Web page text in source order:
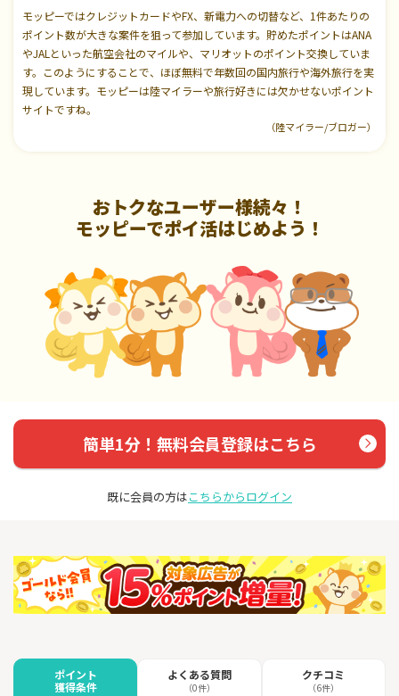
モッピーではクレジットカードやFX、新電力への切替など、1件あたりの
ポイント数が大きな案件を狙って参加しています。貯めたポイントはANA
やJALといった航空会社のマイルや、マリオットのポイント交換していま
す。このようにすることで、ほぼ無料で年数回の国内旅行や海外旅行を実
現しています。モッピーは陸マイラーや旅行好きには欠かせないポイント
サイトですね。
（陸マイラー/ブロガー）
おトクなユーザー様続々！
モッピーでポイ活はじめよう！
簡単1分！無料会員登録はこちら
既に会員の方はこちらからログイン
ポイント
獲得条件
よくある質問
（0件）
クチコミ
（6件）